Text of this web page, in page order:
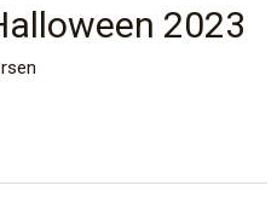
2023